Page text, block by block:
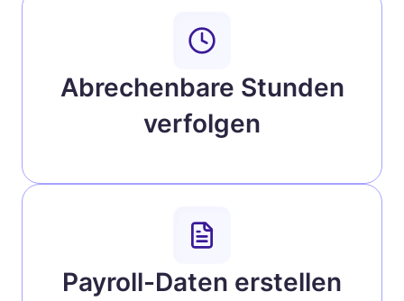
Abrechenbare Stunden
verfolgen
Payroll-Daten erstellen